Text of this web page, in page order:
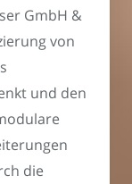
GmbH &
von
und den
die